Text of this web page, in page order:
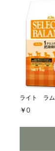
ライト ラム
￥0価